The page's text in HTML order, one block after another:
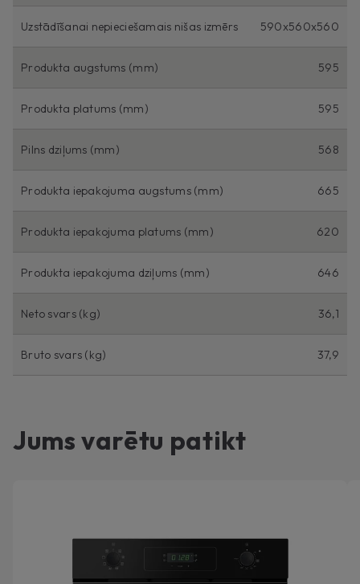
Uzstādīšanai nepieciešamais nišas izmērs 590x560x560
Produkta augstums (mm) 595
Produkta platums (mm) 595
Pilns dziļums (mm) 568
Produkta iepakojuma augstums (mm) 665
Produkta iepakojuma platums (mm) 620
Produkta iepakojuma dziļums (mm) 646
Neto svars (kg) 36,1
Bruto svars (kg) 37,9
Jums varētu patikt